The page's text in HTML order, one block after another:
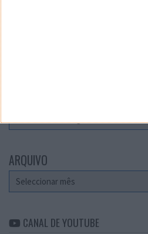
ARQUIVO
Arquivo
CANAL DE YOUTUBE